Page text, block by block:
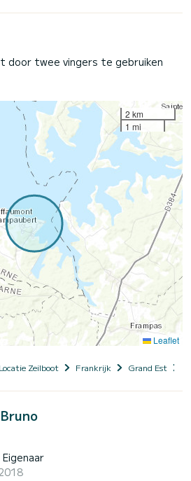
door twee vingers te gebruiken
2 km
1 mi
Leaflet
Locatie Zeilboot Frankrijk Grand Est